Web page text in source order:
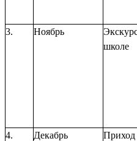
3.
Ноябрь
школе
4.
Декабрь
Приход